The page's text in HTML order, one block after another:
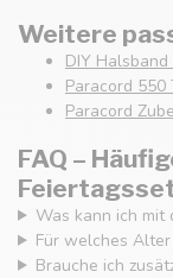
Weitere
DIY Halsband
Paracord 550
Paracord
FAQ –
Was kann ich mit
Für welches
Brauche ich